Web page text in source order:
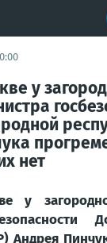
у
нет
у
Андрея